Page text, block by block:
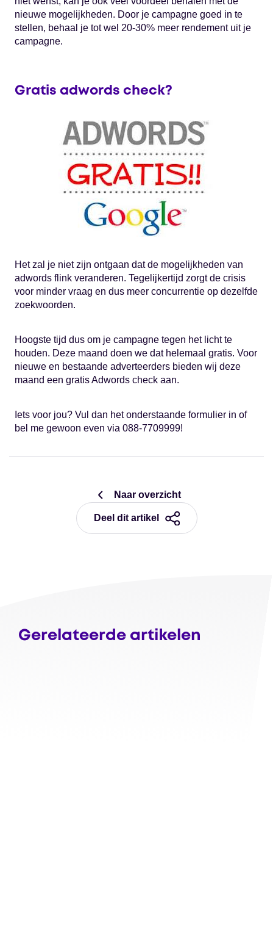
nieuwe mogelijkheden. Door je campagne goed in te
stellen, behaal je tot wel 20-30% meer rendement uit je
campagne.
Gratis adwords check?
Het zal je niet zijn ontgaan dat de mogelijkheden van
adwords flink veranderen. Tegelijkertijd zorgt de crisis
voor minder vraag en dus meer concurrentie op dezelfde
zoekwoorden.
Hoogste tijd dus om je campagne tegen het licht te
houden. Deze maand doen we dat helemaal gratis. Voor
nieuwe en bestaande adverteerders bieden wij deze
maand een gratis Adwords check aan.
Iets voor jou? Vul dan het onderstaande formulier in of
bel me gewoon even via 088-7709999!
Naar overzicht
Deel dit artikel
Gerelateerde artikelen